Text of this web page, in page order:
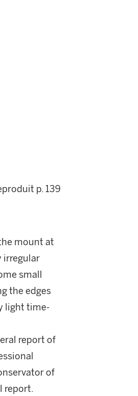
p. 139
mount at
irregular
small
the edges
light time-
report of
of
report.